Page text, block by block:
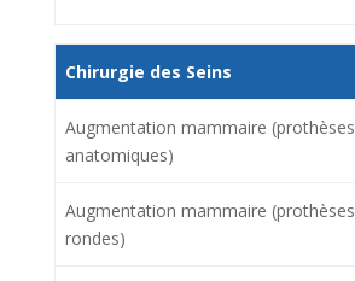
Chirurgie des Seins
Augmentation mammaire (prothèses
anatomiques)
Augmentation mammaire (prothèses
rondes)